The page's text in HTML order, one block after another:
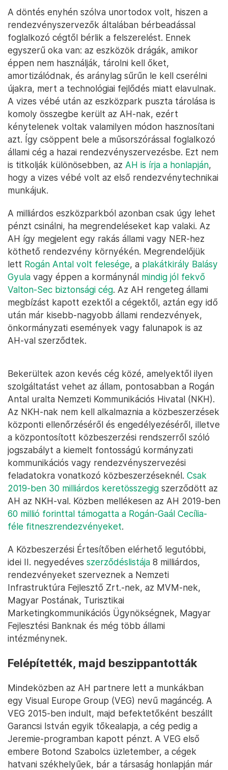
A döntés enyhén szólva unortodox volt, hiszen a
rendezvényszervezők általában bérbeadással
foglalkozó cégtől bérlik a felszerelést. Ennek
egyszerű oka van: az eszközök drágák, amikor
éppen nem használják, tárolni kell őket,
amortizálódnak, és aránylag sűrűn le kell cserélni
újakra, mert a technológiai fejlődés miatt elavulnak.
A vizes vébé után az eszközpark puszta tárolása is
komoly összegbe került az AH-nak, ezért
kénytelenek voltak valamilyen módon hasznosítani
azt. Így csöppent bele a műsorszórással foglalkozó
állami cég a hazai rendezvényszervezésbe. Ezt nem
is titkolják különösebben, az AH is írja a honlapján,
hogy a vizes vébé volt az első rendezvénytechnikai
munkájuk.
A milliárdos eszközparkból azonban csak úgy lehet
pénzt csinálni, ha megrendeléseket kap valaki. Az
AH így megjelent egy rakás állami vagy NER-hez
köthető rendezvény környékén. Megrendelőjük
lett Rogán Antal volt felesége, a plakátkirály Balásy
Gyula vagy éppen a kormánynál mindig jól fekvő
Valton-Sec biztonsági cég. Az AH rengeteg állami
megbízást kapott ezektől a cégektől, aztán egy idő
után már kisebb-nagyobb állami rendezvények,
önkormányzati események vagy falunapok is az
AH-val szerződtek.
Bekerültek azon kevés cég közé, amelyektől ilyen
szolgáltatást vehet az állam, pontosabban a Rogán
Antal uralta Nemzeti Kommunikációs Hivatal (NKH).
Az NKH-nak nem kell alkalmaznia a közbeszerzések
központi ellenőrzéséről és engedélyezéséről, illetve
a központosított közbeszerzési rendszerről szóló
jogszabályt a kiemelt fontosságú kormányzati
kommunikációs vagy rendezvényszervezési
feladatokra vonatkozó közbeszerzéseknél. Csak
2019-ben 30 milliárdos keretösszegig szerződött az
AH az NKH-val. Közben mellékesen az AH 2019-ben
60 millió forinttal támogatta a Rogán-Gaál Cecília-
féle fitneszrendezvényeket.
A Közbeszerzési Értesítőben elérhető legutóbbi,
idei II. negyedéves szerződéslistája 8 milliárdos,
rendezvényeket szerveznek a Nemzeti
Infrastruktúra Fejlesztő Zrt.-nek, az MVM-nek,
Magyar Postának, Turisztikai
Marketingkommunikációs Ügynökségnek, Magyar
Fejlesztési Banknak és még több állami
intézménynek.
Felépítették, majd beszippantották
Mindeközben az AH partnere lett a munkákban
egy Visual Europe Group (VEG) nevű magáncég. A
VEG 2015-ben indult, majd befektetőként beszállt
Garancsi István egyik tőkealapja, a cég pedig a
Jeremie-programban kapott pénzt. A VEG első
embere Botond Szabolcs üzletember, a cégek
hatvani székhelyűek, bár a társaság honlapján már